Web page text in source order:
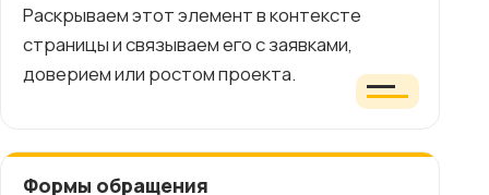
Раскрываем этот элемент в контексте
страницы и связываем его с заявками,
доверием или ростом проекта.
Формы обращения